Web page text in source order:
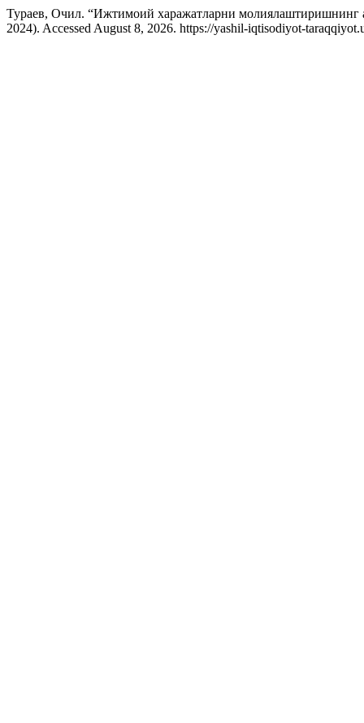
Тураев, Очил. “Ижтимоий харажатларни молиялаштиришнинг
2024). Accessed August 8, 2026. https://yashil-iqtisodiyot-